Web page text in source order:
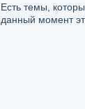
Есть темы,
данный момент